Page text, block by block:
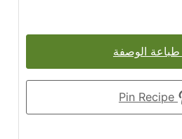
طباعة الوصفة
Pin Recipe